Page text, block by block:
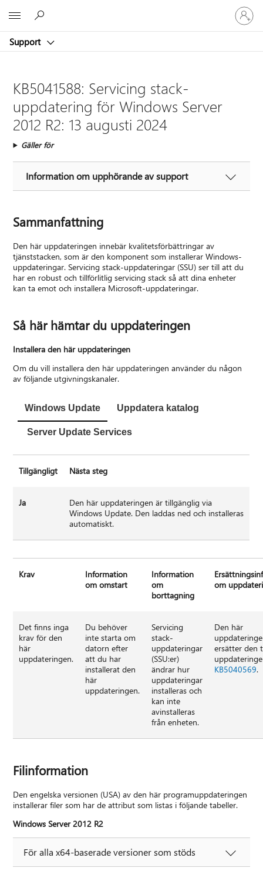
Support
Logga
in
på
konto
KB5041588: Servicing stack-
uppdatering för Windows Server
2012 R2: 13 augusti 2024
Gäller för
Information om upphörande av support
Sammanfattning
Den här uppdateringen innebär kvalitetsförbättringar av
tjänststacken, som är den komponent som installerar Windows-
uppdateringar. Servicing stack-uppdateringar (SSU) ser till att du
har en robust och tillförlitlig servicing stack så att dina enheter
kan ta emot och installera Microsoft-uppdateringar.
Så här hämtar du uppdateringen
Installera den här uppdateringen
Om du vill installera den här uppdateringen använder du någon
av följande utgivningskanaler.
Windows Update Uppdatera katalog
Server Update Services
Tillgängligt Nästa steg
Ja
Den här uppdateringen är tillgänglig via
Windows Update. Den laddas ned och installeras
automatiskt.
Krav
Information
om omstart
Information
om
borttagning
om
Det finns inga
krav för den
här
uppdateringen.
Du behöver
inte starta om
datorn efter
att du har
installerat den
här
uppdateringen.
Servicing
stack-
uppdateringar
(SSU:er)
ändrar hur
uppdateringar
installeras och
kan inte
avinstalleras
från enheten.
Den här
ersätter den
KB5040569.
Filinformation
Den engelska versionen (USA) av den här programuppdateringen
installerar filer som har de attribut som listas i följande tabeller.
Windows Server 2012 R2
För alla x64-baserade versioner som stöds